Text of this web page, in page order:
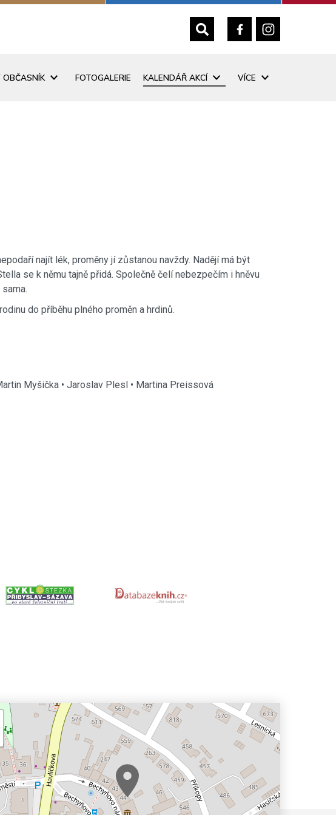
OBČASNÍK FOTOGALERIE KALENDÁŘ AKCÍ VÍCE
najít lék, proměny jí zůstanou navždy. Nadějí má být
se k němu tajně přidá. Společně čelí nebezpečím i hněvu
do příběhu plného proměn a hrdinů.
Myšička • Jaroslav Plesl • Martina Preissová